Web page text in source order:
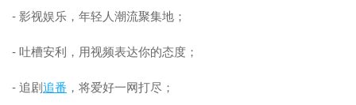
- 影视娱乐，年轻人潮流聚集地；
- 吐槽安利，用视频表达你的态度；
- 追剧追番 ，将爱好一网打尽；